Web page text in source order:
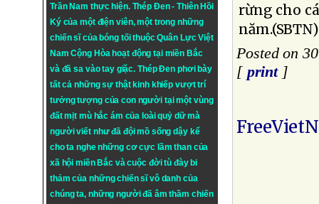
Trần Nam thực hiện. Thép Đen- Thiên Hồi
Ký của một điện viên, một trong những
chiến sĩ của bóng tối thuộc Quân Lực Việt
Nam Cộng Hòa hoạt động tại miền Bắc
và đã sa vào tay giặc. Thép Đen phơi bày
tất cả những sự thật kinh khiếp vượt trí
tưởng tượng của con người tại một vùng
đất mịt mù hắc ám của loài quỷ dữ mà
người viết như đã đội mồ sống dậy kể
cho ta nghe những cơ cực lầm than của
xã hội miền Bắc và cuộc đời tù đày bi
thảm của những chiến sĩ vô danh của
chúng ta, những người đã âm thầm chiến
rừng cho
Posted on
[ print]